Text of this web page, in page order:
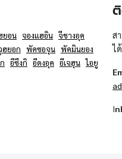
ยอน จองแฮอิน จีชางอุค
ฮยอก พัคซอจุน พัคมินยอง
อีซึงกิ อีดงอุค อีเจฮุน ไอยู
ส
ไ
I